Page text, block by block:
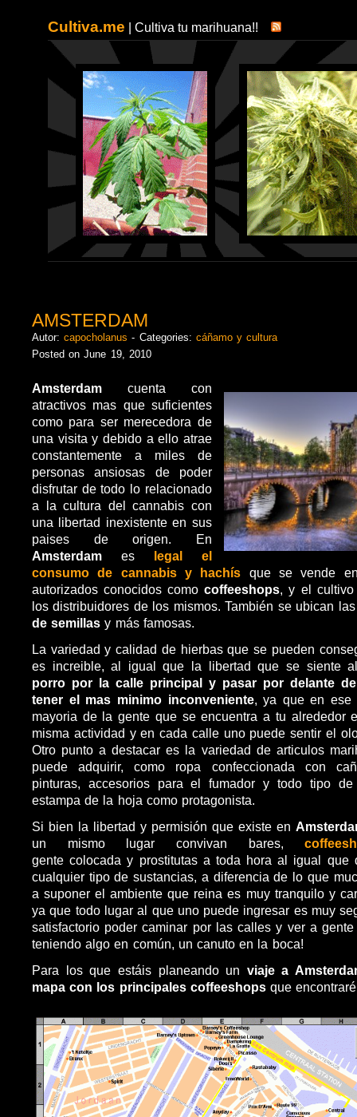
Cultiva.me | Cultiva tu marihuana!!
AMSTERDAM
Autor:capocholanus - Categories: cáñamo y cultura
Posted on June 19, 2010
Amsterdam cuenta con
atractivos mas que suficientes
como para ser merecedora de
una visita y debido a ello atrae
constantemente a miles de
personas ansiosas de poder
disfrutar de todo lo relacionado
a la cultura del cannabis con
una libertad inexistente en sus
paises de origen. En
Amsterdam es legal el
consumo de cannabis y hachís que se vende
autorizados conocidos comocoffeeshops, y el cultivo
los distribuidores de los mismos. También se ubican
de semillas y más famosas.
La variedad y calidad de hierbas que se pueden
es increible, al igual que la libertad que se siente
porro por la calle principal y pasar por delante
tener el mas minimo inconveniente, ya que en ese
mayoria de la gente que se encuentra a tu alrededor
misma actividad y en cada calle uno puede sentir el
Otro punto a destacar es la variedad de articulos
puede adquirir, como ropa confeccionada con
pinturas, accesorios para el fumador y todo tipo
estampa de la hoja como protagonista.
Si bien la libertad y permisión que existe en
un mismo lugar convivan bares,
gente colocada y prostitutas a toda hora al igual que
cualquier tipo de sustancias, a diferencia de lo que
a suponer el ambiente que reina es muy tranquilo y
ya que todo lugar al que uno puede ingresar es muy
satisfactorio poder caminar por las calles y ver a
teniendo algo en común, un canuto en la boca!
Para los que estáis planeando un viaje a
mapa con los principales coffeeshopsque